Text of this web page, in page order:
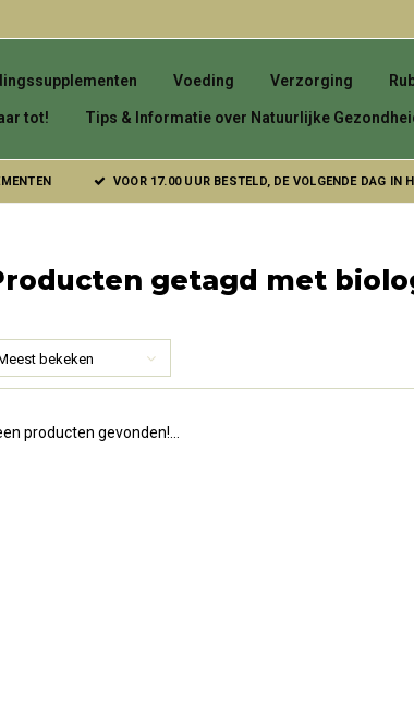
Voeding Verzorging
tot! Tips & Informatie over Natuurlijke
VOOR 17.00 UUR BESTELD, DE VOLGENDE DAG IN
getagd met
bekeken
producten gevonden!...